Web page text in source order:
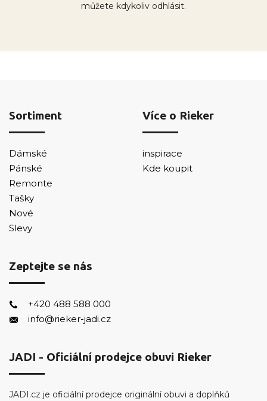
můžete kdykoliv odhlásit.
Sortiment
Dámské
Pánské
Remonte
Tašky
Nové
Slevy
Více o Rieker
inspirace
Kde koupit
Zeptejte se nás
+420 488 588 000
info@rieker-jadi.cz
JADI - Oficiální prodejce obuvi Rieker
JADI.cz je oficiální prodejce originální obuvi a doplňků